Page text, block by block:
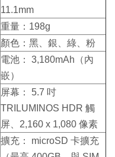
11.1mm
重量：198g
顏色：黑、銀、綠、粉
電池： 3,180mAh（內
嵌）
屏幕： 5.7 吋
TRILUMINOS HDR 觸
屏、2,160 x 1,080 像素
擴充： microSD 卡擴充